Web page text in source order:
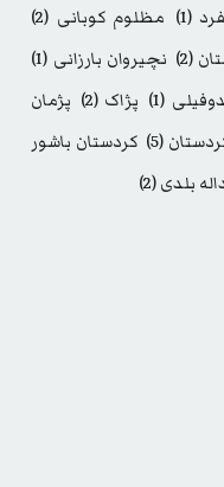
(1) مظلوم کوبانی (2)
(2) نچیروان بارزانی (1)
(1) پژاک (2)
پژمان
(5)
کردستان باشور
بلدی(2)